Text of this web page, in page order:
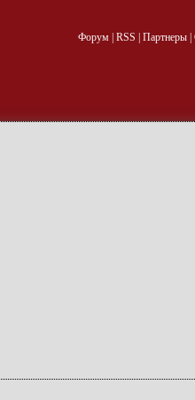
Форум| RSS Партнеры|